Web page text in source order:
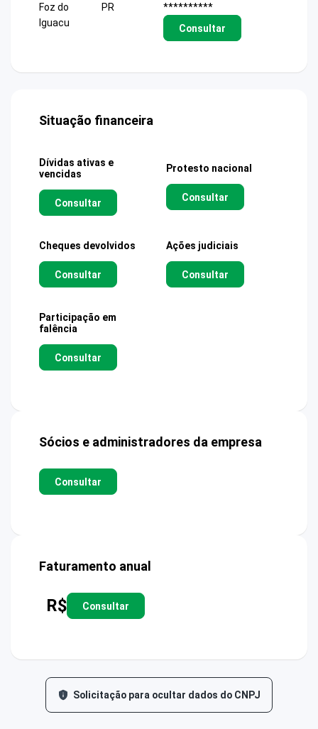
Foz do
Iguacu
PR
**********
Consultar
Situação financeira
Dívidas ativas e
vencidas
Consultar
Protesto nacional
Consultar
Cheques devolvidos
Consultar
Ações judiciais
Consultar
Participação em
falência
Consultar
Sócios e administradores da empresa
Consultar
Faturamento anual
R$ Consultar
Solicitação para ocultar dados do CNPJ